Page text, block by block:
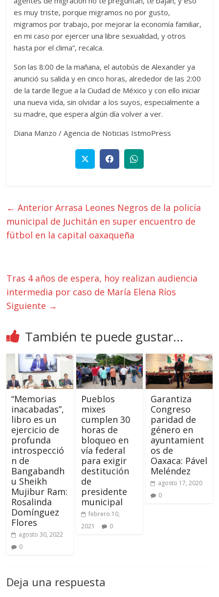
es muy triste, porque migramos no por gusto,
migramos por trabajo, por mejorar la economía familiar,
en mi caso por ejercer una libre sexualidad, y otros
hasta por el clima”, recalca.
Son las 8:00 de la mañana, el autobús de Alexander ya
anunció su salida y en cinco horas, alrededor de las 2:00
de la tarde llegue a la Ciudad de México y con ello iniciar
una nueva vida, sin olvidar a los suyos, especialmente a
su madre, que espera algún día volver a ver.
Diana Manzo / Agencia de Noticias IstmoPress
← Anterior Arrasa Leones Negros de la policía
municipal de Juchitán en super encuentro de
fútbol en la capital oaxaqueña
Tras 4 años de espera, hoy realizan audiencia
intermedia por caso de María Elena Ríos
Siguiente →
También te puede gustar...
“Memorias
inacabadas”,
libro es un
ejercicio de
profunda
introspecció
n de
Bangabandh
u Sheikh
Mujibur Ram:
Rosalinda
Domínguez
Flores
agosto 30, 2022
0
Pueblos
mixes
cumplen 30
horas de
bloqueo en
vía federal
para exigir
destitución
de
presidente
municipal
febrero 10,
2021
0
Garantiza
Congreso
paridad de
género en
ayuntamient
os de
Oaxaca: Pável
Meléndez
agosto 17, 2020
0
Deja una respuesta